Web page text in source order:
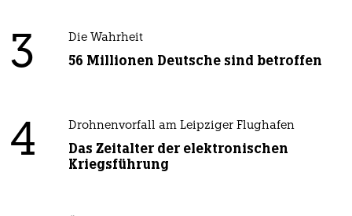
3 Die Wahrheit
56 Millionen Deutsche sind betroffen
4 Drohnenvorfall am Leipziger Flughafen
Das Zeitalter der elektronischen
Kriegsführung